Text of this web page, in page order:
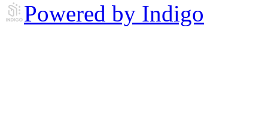
Powered by Indigo